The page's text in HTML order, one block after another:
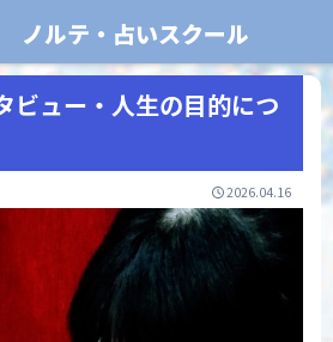
テ・占いスクール
ビュー・人生の目的につ
2026.04.16
ノルテ・占いスクール